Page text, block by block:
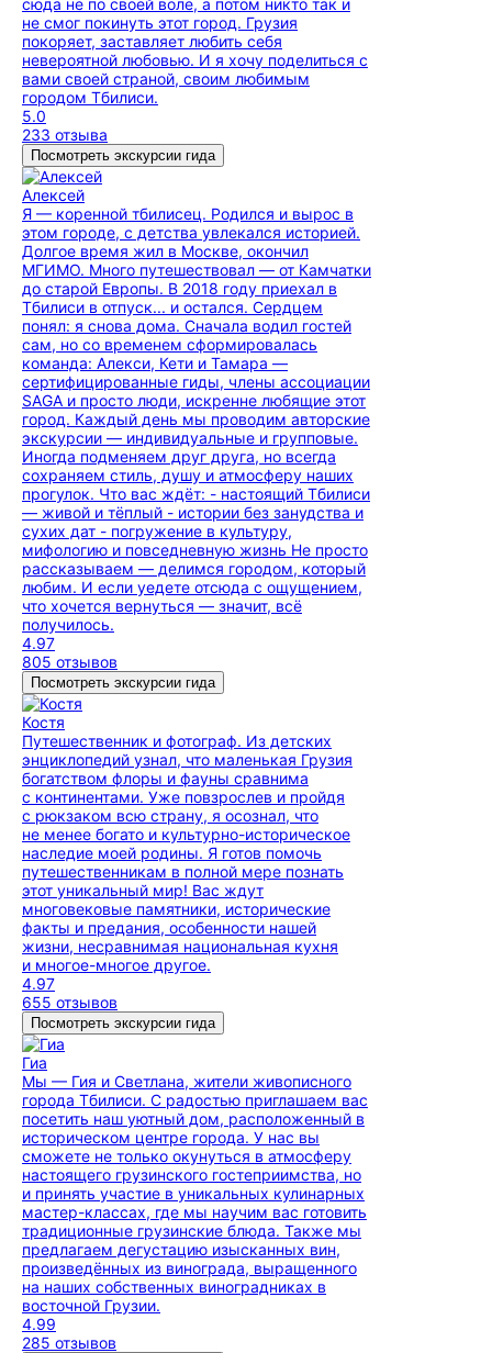
сюда не по своей воле, а потом никто так и
не смог покинуть этот город. Грузия
покоряет, заставляет любить себя
невероятной любовью. И я хочу поделиться с
вами своей страной, своим любимым
городом Тбилиси.
5.0
233 отзыва
Посмотреть экскурсии гида
Алексей
Я — коренной тбилисец. Родился и вырос в
этом городе, с детства увлекался историей.
Долгое время жил в Москве, окончил
МГИМО. Много путешествовал — от Камчатки
до старой Европы. В 2018 году приехал в
Тбилиси в отпуск... и остался. Сердцем
понял: я снова дома. Сначала водил гостей
сам, но со временем сформировалась
команда: Алекси, Кети и Тамара —
сертифицированные гиды, члены ассоциации
SAGA и просто люди, искренне любящие этот
город. Каждый день мы проводим авторские
экскурсии — индивидуальные и групповые.
Иногда подменяем друг друга, но всегда
сохраняем стиль, душу и атмосферу наших
прогулок. Что вас ждёт: - настоящий Тбилиси
— живой и тёплый - истории без занудства и
сухих дат - погружение в культуру,
мифологию и повседневную жизнь Не просто
рассказываем — делимся городом, который
любим. И если уедете отсюда с ощущением,
что хочется вернуться — значит, всё
получилось.
4.97
805 отзывов
Посмотреть экскурсии гида
Костя
Путешественник и фотограф. Из детских
энциклопедий узнал, что маленькая Грузия
богатством флоры и фауны сравнима
с континентами. Уже повзрослев и пройдя
с рюкзаком всю страну, я осознал, что
не менее богато и культурно-историческое
наследие моей родины. Я готов помочь
путешественникам в полной мере познать
этот уникальный мир! Вас ждут
многовековые памятники, исторические
факты и предания, особенности нашей
жизни, несравнимая национальная кухня
и многое-многое другое.
4.97
655 отзывов
Посмотреть экскурсии гида
Гиа
Мы — Гия и Светлана, жители живописного
города Тбилиси. С радостью приглашаем вас
посетить наш уютный дом, расположенный в
историческом центре города. У нас вы
сможете не только окунуться в атмосферу
настоящего грузинского гостеприимства, но
и принять участие в уникальных кулинарных
мастер-классах, где мы научим вас готовить
традиционные грузинские блюда. Также мы
предлагаем дегустацию изысканных вин,
произведённых из винограда, выращенного
на наших собственных виноградниках в
восточной Грузии.
4.99
285 отзывов